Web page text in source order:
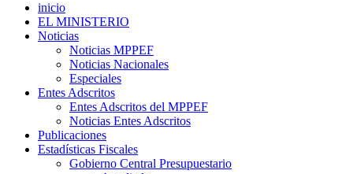
inicio
EL MINISTERIO
Noticias
Noticias MPPEF
Noticias Nacionales
Especiales
Entes Adscritos
Entes Adscritos del MPPEF
Noticias Entes Adscritos
Publicaciones
Estadísticas Fiscales
Gobierno Central Presupuestario